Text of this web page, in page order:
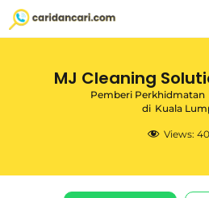
MJ Cleaning
Pemberi Perkhidmatan
di Kuala
Views: